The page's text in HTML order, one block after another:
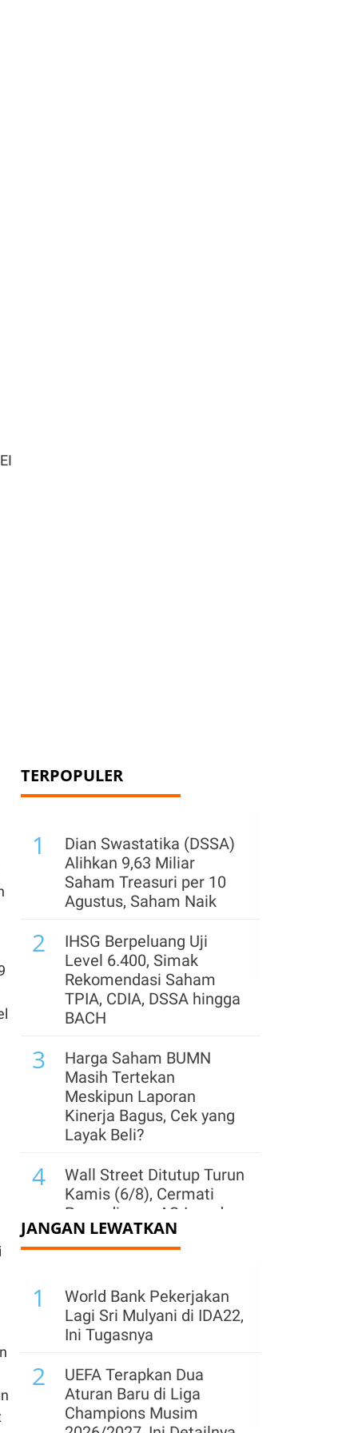
TERPOPULER
1
Dian Swastatika (DSSA)
Alihkan 9,63 Miliar
Saham Treasuri per 10
Agustus, Saham Naik
2
IHSG Berpeluang Uji
Level 6.400, Simak
Rekomendasi Saham
TPIA, CDIA, DSSA hingga
BACH
3
Harga Saham BUMN
Masih Tertekan
Meskipun Laporan
Kinerja Bagus, Cek yang
Layak Beli?
4
Wall Street Ditutup Turun
Kamis (6/8), Cermati
Perundingan AS-Iran dan
Laporan Emiten
Saham Ini Saat IHSG
Terkoreksi, Ada BBCA
dan TLKM, Kamis (6/8)
6
Daftar Saham PER
Terendah & Tertinggi
LQ45 (6 Agustus 2026),
HRTA dan CUAN Disorot
JANGAN LEWATKAN
1
World Bank Pekerjakan
Lagi Sri Mulyani di IDA22,
Ini Tugasnya
2
UEFA Terapkan Dua
Aturan Baru di Liga
Champions Musim